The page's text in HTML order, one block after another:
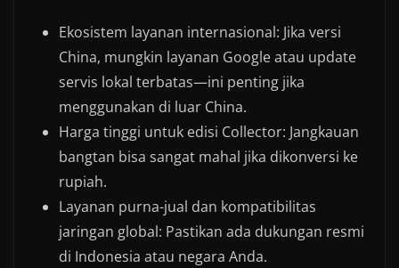
Ekosistem layanan internasional: Jika versi
China, mungkin layanan Google atau update
servis lokal terbatas—ini penting jika
menggunakan di luar China.
Harga tinggi untuk edisi Collector: Jangkauan
bangtan bisa sangat mahal jika dikonversi ke
rupiah.
Layanan purna-jual dan kompatibilitas
jaringan global: Pastikan ada dukungan resmi
di Indonesia atau negara Anda.